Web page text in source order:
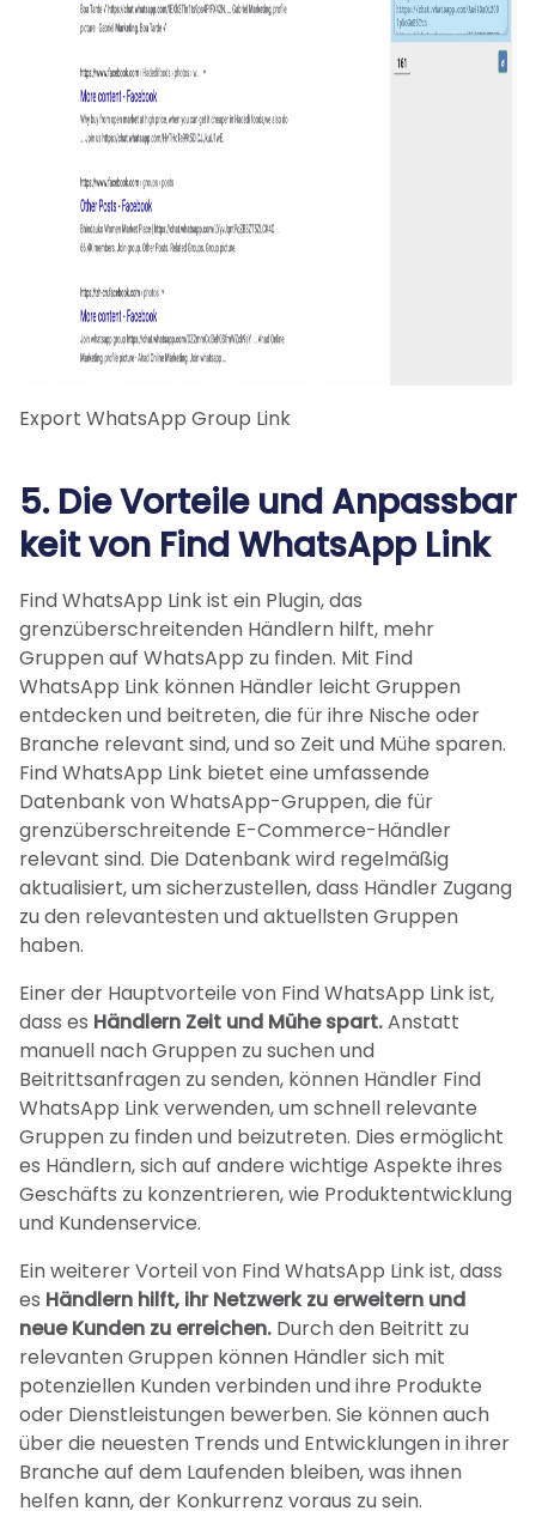
Export WhatsApp Group Link
5. Die Vorteile und Anpassbar
keit von Find WhatsApp Link
Find WhatsApp Link ist ein Plugin, das
grenzüberschreitenden Händlern hilft, mehr
Gruppen auf WhatsApp zu finden. Mit Find
WhatsApp Link können Händler leicht Gruppen
entdecken und beitreten, die für ihre Nische oder
Branche relevant sind, und so Zeit und Mühe sparen.
Find WhatsApp Link bietet eine umfassende
Datenbank von WhatsApp-Gruppen, die für
grenzüberschreitende E-Commerce-Händler
relevant sind. Die Datenbank wird regelmäßig
aktualisiert, um sicherzustellen, dass Händler Zugang
zu den relevantesten und aktuellsten Gruppen
haben.
Einer der Hauptvorteile von Find WhatsApp Link ist,
dass es Händlern Zeit und Mühe spart.Anstatt
manuell nach Gruppen zu suchen und
Beitrittsanfragen zu senden, können Händler Find
WhatsApp Link verwenden, um schnell relevante
Gruppen zu finden und beizutreten. Dies ermöglicht
es Händlern, sich auf andere wichtige Aspekte ihres
Geschäfts zu konzentrieren, wie Produktentwicklung
und Kundenservice.
Ein weiterer Vorteil von Find WhatsApp Link ist, dass
es Händlern hilft, ihr Netzwerk zu erweitern und
neue Kunden zu erreichen. Durch den Beitritt zu
relevanten Gruppen können Händler sich mit
potenziellen Kunden verbinden und ihre Produkte
oder Dienstleistungen bewerben. Sie können auch
über die neuesten Trends und Entwicklungen in ihrer
Branche auf dem Laufenden bleiben, was ihnen
helfen kann, der Konkurrenz voraus zu sein.